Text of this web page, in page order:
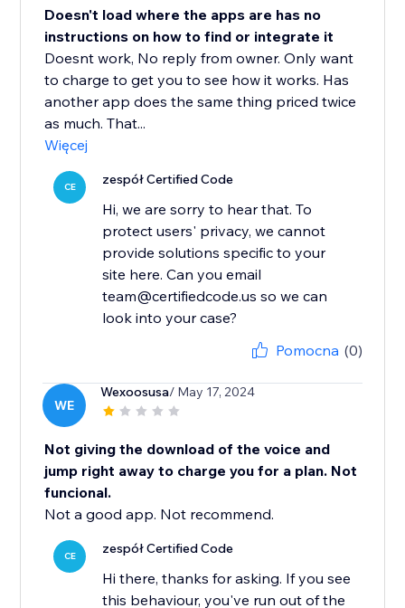
Doesn't load where the apps are has no
instructions on how to find or integrate it
Doesnt work, No reply from owner. Only want
to charge to get you to see how it works. Has
another app does the same thing priced twice
as much. That...
Więcej
CE zespół Certified Code
Hi, we are sorry to hear that. To
protect users' privacy, we cannot
provide solutions specific to your
site here. Can you email
team@certifiedcode.us so we can
look into your case?
Pomocna (0)
WE
Wexoosusa/ May 17, 2024
Not giving the download of the voice and
jump right away to charge you for a plan. Not
funcional.
Not a good app. Not recommend.
CE zespół Certified Code
Hi there, thanks for asking. If you see
this behaviour, you've run out of the